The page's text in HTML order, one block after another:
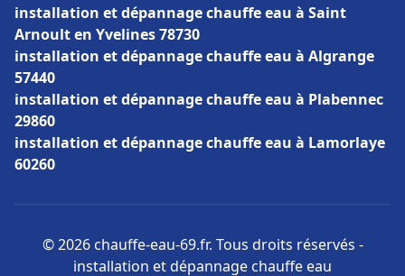
installation et dépannage chauffe eau à Saint
Arnoult en Yvelines 78730
installation et dépannage chauffe eau à Algrange
57440
installation et dépannage chauffe eau à Plabennec
29860
installation et dépannage chauffe eau à Lamorlaye
60260
© 2026 chauffe-eau-69.fr. Tous droits réservés -
installation et dépannage chauffe eau